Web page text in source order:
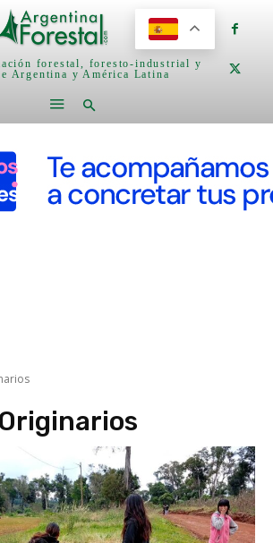
forestal, foresto-industrial y
Argentina y América Latina